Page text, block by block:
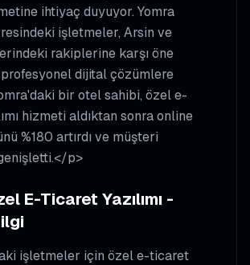
ihtiyaç duyuyor. Yomra
işletmeler, Arsin ve
rakiplerine karşı öne
dijital çözümlere
bir otel sahibi, özel e-
hizmeti aldıktan sonra online
%180 artırdı ve müşteri
p>
E-Ticaret Yazılımı -
işletmeler için özel e-ticaret